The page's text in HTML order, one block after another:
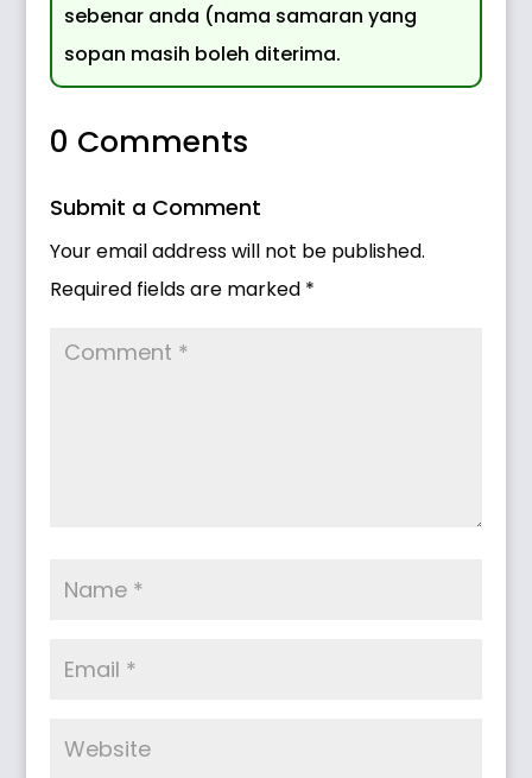
sebenar anda (nama samaran yang
sopan masih boleh diterima.
0 Comments
Submit a Comment
Your email address will not be published.
Required fields are marked *